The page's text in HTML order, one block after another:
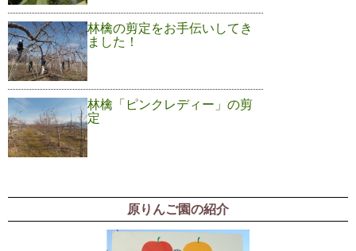
林檎の剪定をお手伝いしてき
ました！
林檎「ピンクレディー」の剪
定
原りんご園の紹介